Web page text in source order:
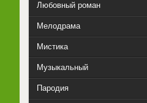
Любовный роман
Мелодрама
Мистика
Музыкальный
Пародия